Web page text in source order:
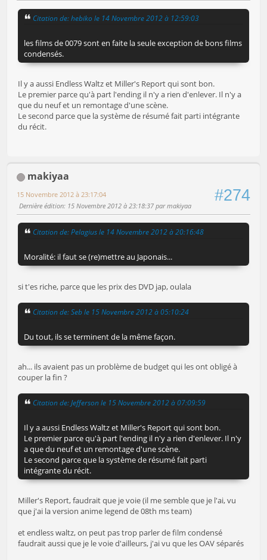
Citation de: hebiko le 14 Novembre 2012 à 12:59:03
les films de 0079 sont en faite la seule exception de bons films
condensés.
Il y a aussi Endless Waltz et Miller's Report qui sont bon.
Le premier parce qu'à part l'ending il n'y a rien d'enlever. Il n'y a
que du neuf et un remontage d'une scène.
Le second parce que la système de résumé fait parti intégrante
du récit.
makiyaa
#274
15 Novembre 2012 à 23:17:04
Dernière édition: 15 Novembre 2012 à 23:18:37 par makiyaa
Citation de: Pelagius le 14 Novembre 2012 à 20:16:48
Moralité: il faut se (re)mettre au Japonais...
si t'es riche, parce que les prix des DVD jap, oulala
Citation de: Seb le 15 Novembre 2012 à 05:10:24
Du tout, ils se terminent de la même façon.
ah... ils avaient pas un problème de budget qui les ont obligé à
couper la fin ?
Citation de: Jefferson le 15 Novembre 2012 à 07:09:59
Il y a aussi Endless Waltz et Miller's Report qui sont bon.
Le premier parce qu'à part l'ending il n'y a rien d'enlever. Il n'y
a que du neuf et un remontage d'une scène.
Le second parce que la système de résumé fait parti
intégrante du récit.
Miller's Report, faudrait que je voie (il me semble que je l'ai, vu
que j'ai la version anime legend de 08th ms team)
et endless waltz, on peut pas trop parler de film condensé
faudrait aussi que je le voie d'ailleurs, j'ai vu que les OAV séparés